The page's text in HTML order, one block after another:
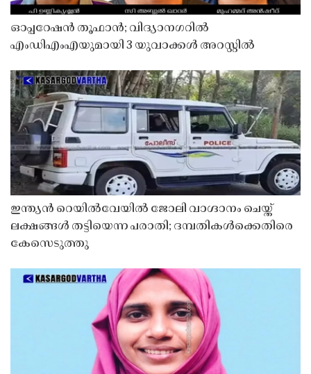
ഓപ്പറേഷൻ തൂഫാൻ; വിദ്യാനഗറിൽ
എംഡിഎംഎയുമായി 3 യുവാക്കൾ അറസ്റ്റിൽ
ഇന്ത്യൻ റെയിൽവേയിൽ ജോലി വാഗ്ദാനം ചെയ്ത്
ലക്ഷങ്ങൾ തട്ടിയെന്ന പരാതി; ദമ്പതികൾക്കെതിരെ
കേസെടുത്തു